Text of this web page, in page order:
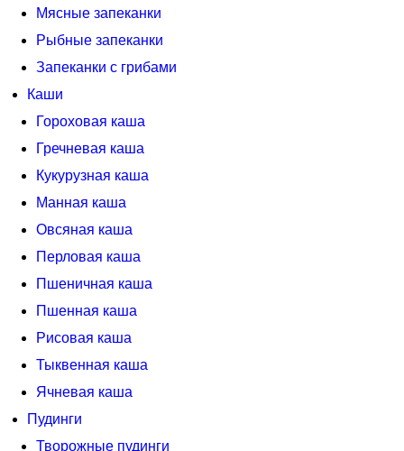
Мясные запеканки
Рыбные запеканки
Запеканки с грибами
Каши
Гороховая каша
Гречневая каша
Кукурузная каша
Манная каша
Овсяная каша
Перловая каша
Пшеничная каша
Пшенная каша
Рисовая каша
Тыквенная каша
Ячневая каша
Пудинги
Творожные пудинги